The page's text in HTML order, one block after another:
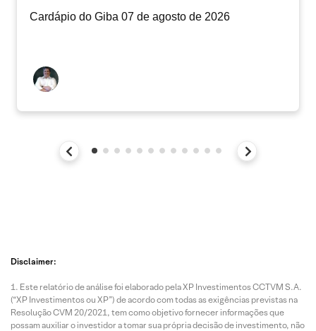
Cardápio do Giba 07 de agosto de 2026
Disclaimer:
Este relatório de análise foi elaborado pela XP Investimentos CCTVM S.A.
(“XP Investimentos ou XP”) de acordo com todas as exigências previstas na
Resolução CVM 20/2021, tem como objetivo fornecer informações que
possam auxiliar o investidor a tomar sua própria decisão de investimento, não